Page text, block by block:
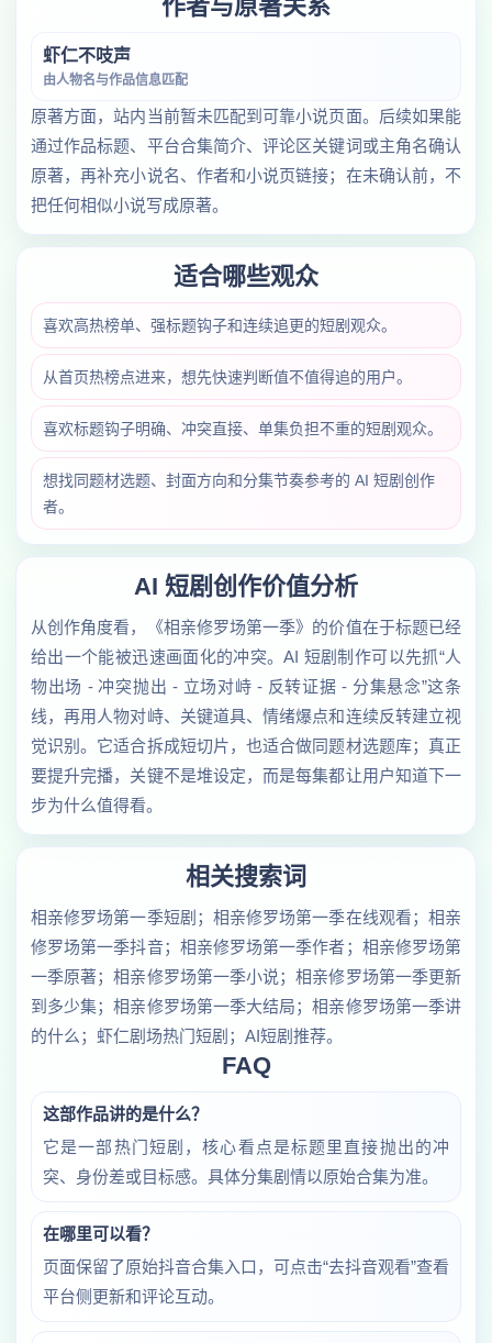
作者与原著关系
虾仁不吱声
由人物名与作品信息匹配
原著方面，站内当前暂未匹配到可靠小说页面。后续如果能
通过作品标题、平台合集简介、评论区关键词或主角名确认
原著，再补充小说名、作者和小说页链接；在未确认前，不
把任何相似小说写成原著。
适合哪些观众
喜欢高热榜单、强标题钩子和连续追更的短剧观众。
从首页热榜点进来，想先快速判断值不值得追的用户。
喜欢标题钩子明确、冲突直接、单集负担不重的短剧观众。
想找同题材选题、封面方向和分集节奏参考的 AI 短剧创作
者。
AI 短剧创作价值分析
从创作角度看，《相亲修罗场第一季》的价值在于标题已经
给出一个能被迅速画面化的冲突。AI 短剧制作可以先抓“人
物出场 - 冲突抛出 - 立场对峙 - 反转证据 - 分集悬念”这条
线，再用人物对峙、关键道具、情绪爆点和连续反转建立视
觉识别。它适合拆成短切片，也适合做同题材选题库；真正
要提升完播，关键不是堆设定，而是每集都让用户知道下一
步为什么值得看。
相关搜索词
相亲修罗场第一季短剧；相亲修罗场第一季在线观看；相亲
修罗场第一季抖音；相亲修罗场第一季作者；相亲修罗场第
一季原著；相亲修罗场第一季小说；相亲修罗场第一季更新
到多少集；相亲修罗场第一季大结局；相亲修罗场第一季讲
的什么；虾仁剧场热门短剧；AI短剧推荐。
FAQ
这部作品讲的是什么？
它是一部热门短剧，核心看点是标题里直接抛出的冲
突、身份差或目标感。具体分集剧情以原始合集为准。
在哪里可以看？
页面保留了原始抖音合集入口，可点击“去抖音观看”查看
平台侧更新和评论互动。